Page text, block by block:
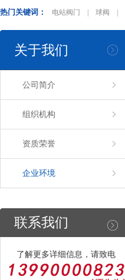
热门关键词： 电站阀门 球阀
关于我们
公司简介
组织机构
资质荣誉
企业环境
联系我们
了解更多详细信息，请致电